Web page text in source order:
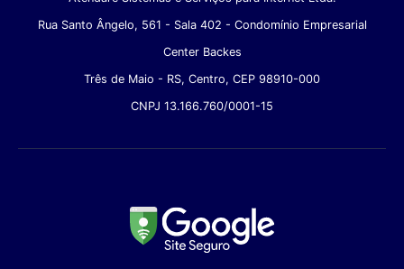
Rua Santo Ângelo, 561 - Sala 402 - Condomínio Empresarial
Center Backes
Três de Maio - RS, Centro, CEP 98910-000
CNPJ 13.166.760/0001-15